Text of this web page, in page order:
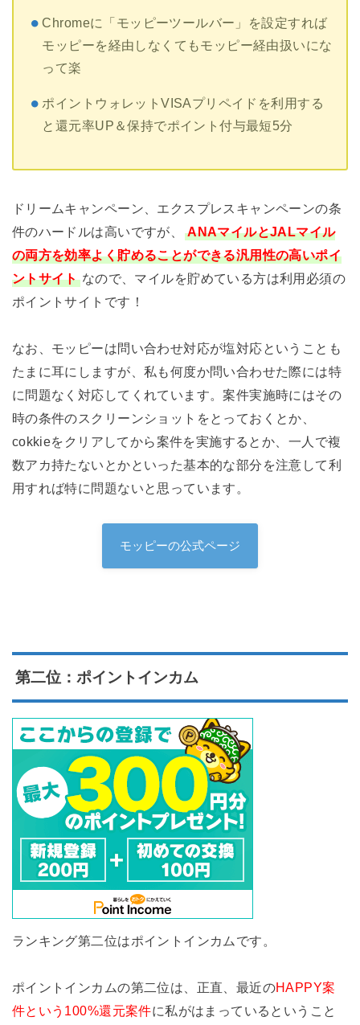
Chromeに「モッピーツールバー」を設定すれば
モッピーを経由しなくてもモッピー経由扱いにな
って楽
ポイントウォレットVISAプリペイドを利用する
と 還元率UP＆保持でポイント付与最短5分
ドリームキャンペーン、エクスプレスキャンペーンの条
件のハードルは高いですが、
ANAマイルとJALマイル
の両方を効率よく貯めることができる汎用性の高いポイ
ントサイト なので、マイルを貯めている方は利用必須の
ポイントサイトです！
なお、モッピーは問い合わせ対応が塩対応ということも
たまに耳にしますが、私も何度か問い合わせた際には特
に問題なく対応してくれています。案件実施時にはその
時の条件のスクリーンショットをとっておくとか、
cokkieをクリアしてから案件を実施するとか、一人で複
数アカ持たないとかといった基本的な部分を注意して利
用すれば特に問題ないと思っています。
モッピーの公式ページ
第二位：ポイントインカム
ランキング第二位はポイントインカムです。
ポイントインカムの第二位は、正直、最近のHAPPY案
件という100%還元案件に私がはまっているということ